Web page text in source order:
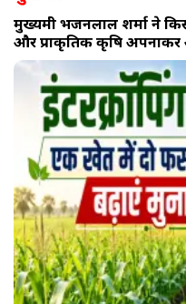
मुख्यमंत्री भजनलाल शर्मा ने
और प्राकृतिक कृषि अपनाकर